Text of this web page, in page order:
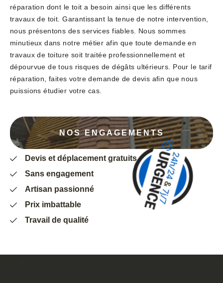
réparation dont le toit a besoin ainsi que les différents
travaux de toit. Garantissant la tenue de notre intervention,
nous présentons des services fiables. Nous sommes
minutieux dans notre métier afin que toute demande en
travaux de toiture soit traitée professionnellement et
dépourvue de tous risques de dégâts ultérieurs. Pour le tarif
réparation, faites votre demande de devis afin que nous
puissions étudier votre cas.
NOS ENGAGEMENTS
Devis et déplacement gratuits
Sans engagement
Artisan passionné
Prix imbattable
Travail de qualité